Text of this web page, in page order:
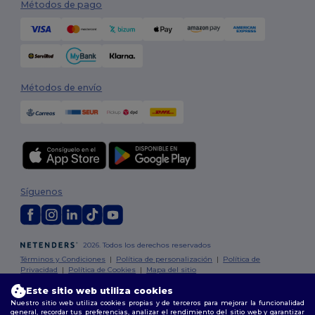
Métodos de pago
Métodos de envío
2026. Todos los derechos reservados
Términos y Condiciones | Política de personalización | Política de
Privacidad | Política de Cookies | Mapa del sitio
Síguenos
Madrid| Barcelona | Valencia|Seville |Zaragoza|Málaga | Murcia |
Este sitio web utiliza cookies
Nuestro sitio web utiliza cookies propias y de terceros para mejorar la funcionalidad
general, recordar tus preferencias, analizar el rendimiento del sitio web y garantizar